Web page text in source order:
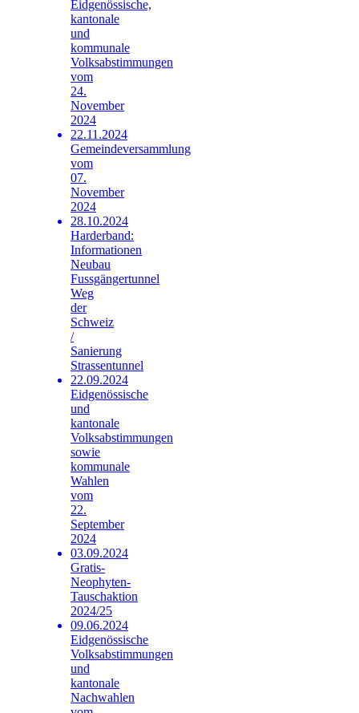
Eidgenössische,
kantonale
und
kommunale
Volksabstimmungen
vom
24.
November
2024
22.11.2024
Gemeindeversammlung
vom
07.
November
2024
28.10.2024
Harderband:
Informationen
Neubau
Fussgängertunnel
Weg
der
Schweiz
/
Sanierung
Strassentunnel
22.09.2024
Eidgenössische
und
kantonale
Volksabstimmungen
sowie
kommunale
Wahlen
vom
22.
September
2024
03.09.2024
Gratis-
Neophyten-
Tauschaktion
2024/25
09.06.2024
Eidgenössische
Volksabstimmungen
und
kantonale
Nachwahlen